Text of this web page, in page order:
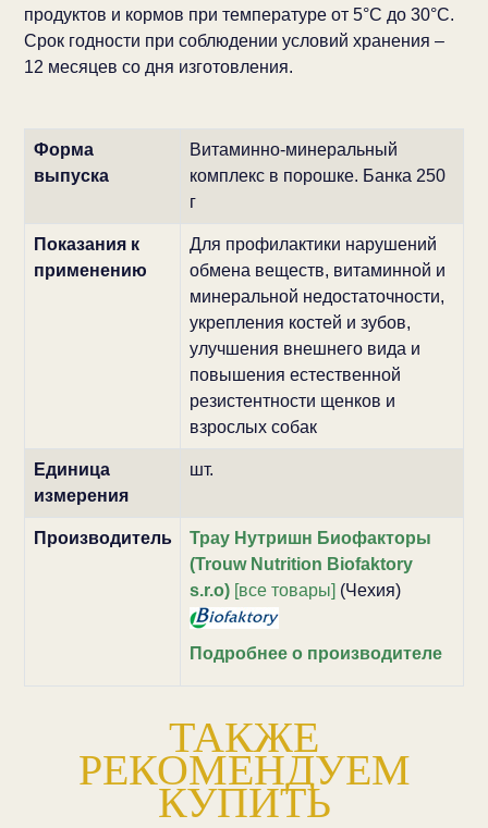
продуктов и кормов при температуре от 5°С до 30°С.
Срок годности при соблюдении условий хранения –
12 месяцев со дня изготовления.
Форма
выпуска
Витаминно-минеральный
комплекс в порошке. Банка 250
г
Показания к
применению
Для профилактики нарушений
обмена веществ, витаминной и
минеральной недостаточности,
укрепления костей и зубов,
улучшения внешнего вида и
повышения естественной
резистентности щенков и
взрослых собак
Единица
измерения
шт.
Производитель
Трау Нутришн Биофакторы
(Trouw Nutrition Biofaktory
s.r.o)[все товары] (Чехия)
Подробнее о производителе
ТАКЖЕ
РЕКОМЕНДУЕМ
КУПИТЬ